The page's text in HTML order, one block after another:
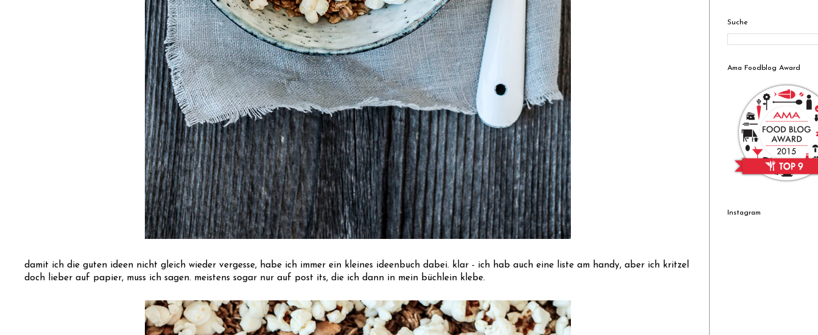
damit ich die guten ideen nicht gleich wieder vergesse, habe ich immer ein kleines ideenbuch dabei. klar - ich hab auch eine liste am handy, aber ich kritzel
doch lieber auf papier, muss ich sagen. meistens sogar nur auf post its, die ich dann in mein büchlein klebe.
Suche
Ama Foodblog Award
Instagram